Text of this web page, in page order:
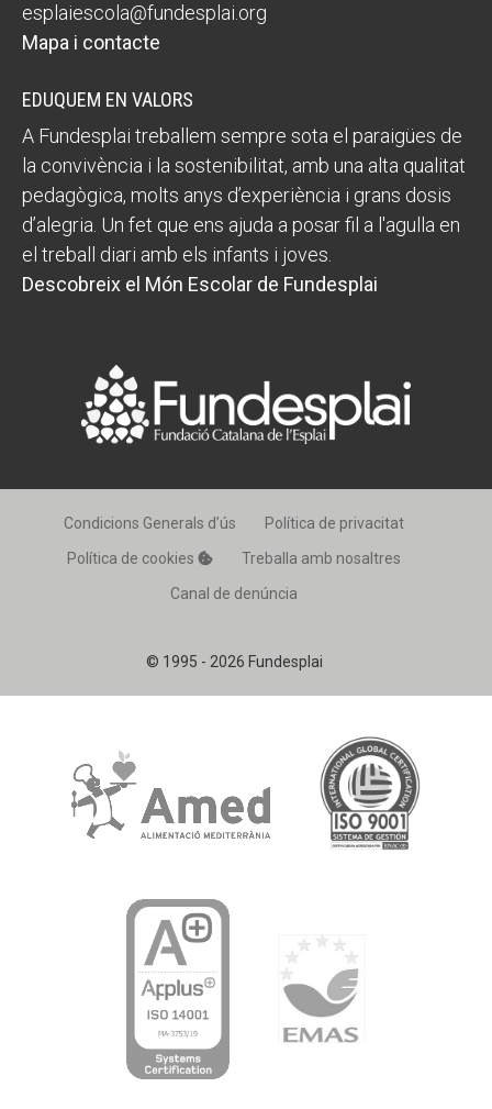
esplaiescola@fundesplai.org
Mapa i contacte
EDUQUEM EN VALORS
A Fundesplai treballem sempre sota el paraigües de
la convivència i la sostenibilitat, amb una alta qualitat
pedagògica, molts anys d’experiència i grans dosis
d’alegria. Un fet que ens ajuda a posar fil a l'agulla en
el treball diari amb els infants i joves.
Descobreix el Món Escolar de Fundesplai
© 1995 - 2026 Fundesplai
Condicions Generals d’ús
Política de privacitat
Política de cookies
Treballa amb nosaltres
Canal de denúncia